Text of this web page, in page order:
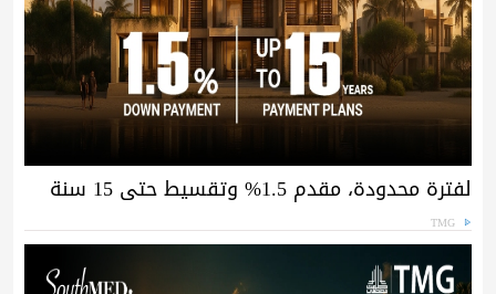
لفترة محدودة، مقدم 1.5% وتقسيط حتى 15 سنة
TMG